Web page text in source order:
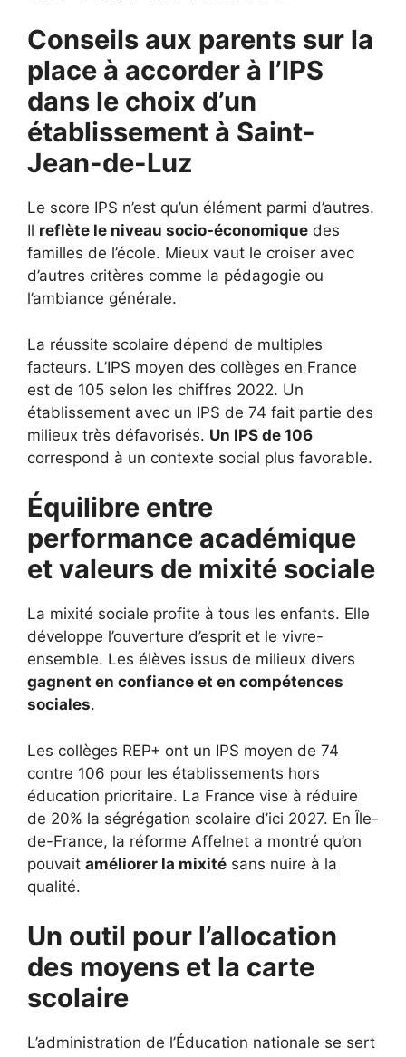
Conseils aux parents sur la
place à accorder à l’IPS
dans le choix d’un
établissement à Saint-
Jean-de-Luz
Le score IPS n’est qu’un élément parmi d’autres.
Il reflète le niveau socio-économique des
familles de l’école. Mieux vaut le croiser avec
d’autres critères comme la pédagogie ou
l’ambiance générale.
La réussite scolaire dépend de multiples
facteurs. L’IPS moyen des collèges en France
est de 105 selon les chiffres 2022. Un
établissement avec un IPS de 74 fait partie des
milieux très défavorisés. Un IPS de 106
correspond à un contexte social plus favorable.
Équilibre entre
performance académique
et valeurs de mixité sociale
La mixité sociale profite à tous les enfants. Elle
développe l’ouverture d’esprit et le vivre-
ensemble. Les élèves issus de milieux divers
gagnent en confiance et en compétences
sociales.
Les collèges REP+ ont un IPS moyen de 74
contre 106 pour les établissements hors
éducation prioritaire. La France vise à réduire
de 20% la ségrégation scolaire d’ici 2027. En Île-
de-France, la réforme Affelnet a montré qu’on
pouvait améliorer la mixité sans nuire à la
qualité.
Un outil pour l’allocation
des moyens et la carte
scolaire
L’administration de l’Éducation nationale se sert